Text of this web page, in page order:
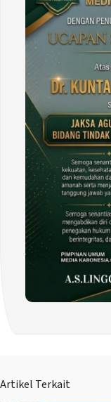
Artikel Terkait